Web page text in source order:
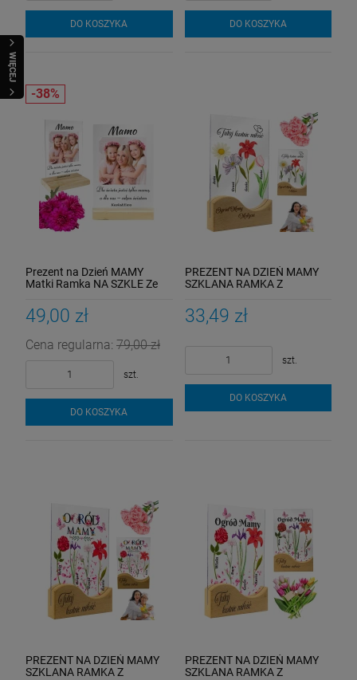
WIĘCEJ
DO KOSZYKA DO KOSZYKA
Prezent na Dzień MAMY
Matki Ramka NA SZKLE Ze
URODZINY
49,00 zł
Cena regularna: 79,00 zł
szt.
DO KOSZYKA
PREZENT NA DZIEŃ MAMY
SZKLANA RAMKA Z
Kolorowe Kwiaty
33,49 zł
szt.
DO KOSZYKA
PREZENT NA DZIEŃ MAMY
SZKLANA RAMKA Z
PREZENT NA DZIEŃ MAMY
SZKLANA RAMKA Z